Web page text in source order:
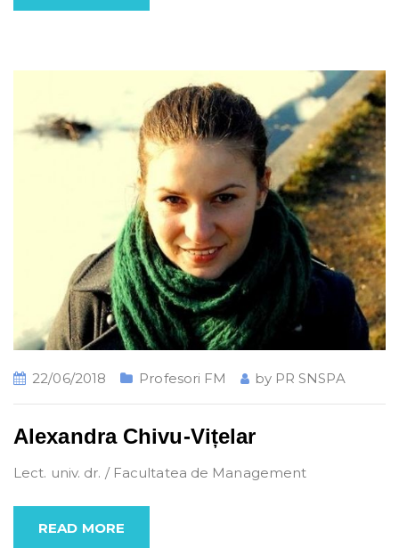
22/06/2018 Profesori FM by PR SNSPA
Alexandra Chivu-Vițelar
Lect. univ. dr. / Facultatea de Management
READ MORE